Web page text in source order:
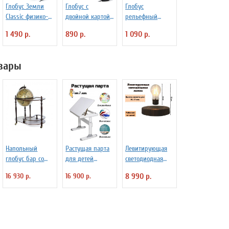
Глобус Земли
Classic физико-
подсветкой d=32
см
1 490 р.
Глобус с
двойной картой
d=21, арт. 0129
890 р.
Глобус
рельефный
политический с
подсветкой d=25
1 090 р.
Напольный
глобус бар со
CG40004NN,
d=40 см
16 930 р.
Растущая парта
для детей
16 900 р.
Левитирующая
светодиодная
магнитная,
SIM10-PD
8 990 р.